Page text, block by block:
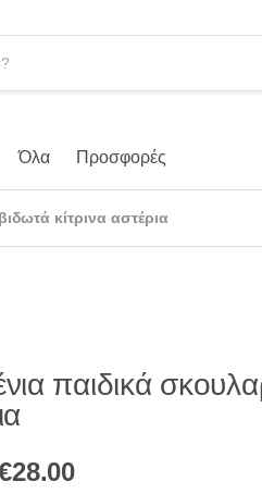
Όλα Προσφορές
κίτρινα αστέρια
παιδικά
28.00Η